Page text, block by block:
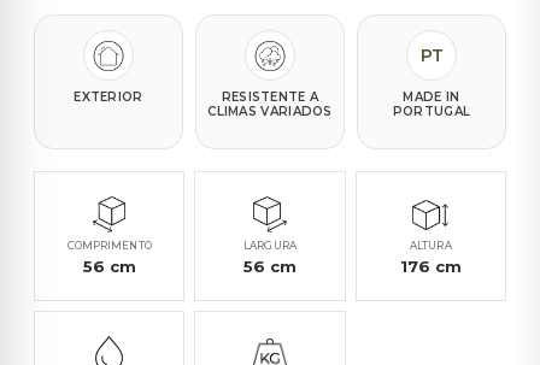
EXTERIOR
RESISTENTE A
CLIMAS VARIADOS
PT
MADE IN
PORTUGAL
COMPRIMENTO
56 cm
LARGURA
56 cm
ALTURA
176 cm